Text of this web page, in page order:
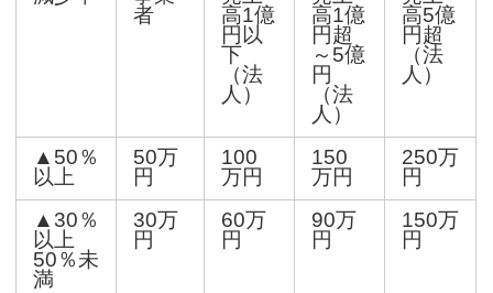
者
高1億
円以
下
（法
人）
高1億
円超
～5億
円
（法
人）
高5億
円超
（法
人）
▲50％
以上
50万
円
100
万円
150
万円
250万
円
▲30％
以上
50％未
満
30万
円
60万
円
90万
円
150万
円